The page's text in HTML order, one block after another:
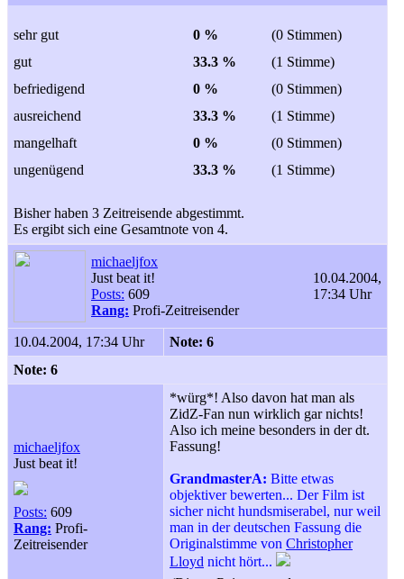
sehr gut 0 %
(0 Stimmen)
gut
33.3 %
(1 Stimme)
befriedigend
0 %
(0 Stimmen)
ausreichend
33.3 %
(1 Stimme)
mangelhaft
0 %
(0 Stimmen)
ungenügend
33.3 % (1 Stimme)
Bisher haben 3 Zeitreisende abgestimmt.
Es ergibt sich eine Gesamtnote von 4.
michaeljfox
Just beat it!
Posts: 609
Rang: Profi-Zeitreisender
10.04.2004,
17:34 Uhr
10.04.2004, 17:34 Uhr
Note: 6
Note: 6
michaeljfox
Just beat it!
Posts: 609
Rang: Profi-
Zeitreisender
*würg*! Also davon hat man als
ZidZ-Fan nun wirklich gar nichts!
Also ich meine besonders in der dt.
Fassung!
GrandmasterA: Bitte etwas
objektiver bewerten... Der Film ist
sicher nicht hundsmiserabel, nur weil
man in der deutschen Fassung die
Originalstimme von Christopher
Lloyd nicht hört...